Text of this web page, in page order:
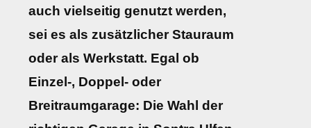
auch vielseitig genutzt werden,
sei es als zusätzlicher Stauraum
oder als Werkstatt. Egal ob
Einzel-, Doppel- oder
Breitraumgarage: Die Wahl der